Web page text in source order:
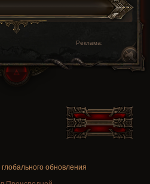
Реклама:
обновления